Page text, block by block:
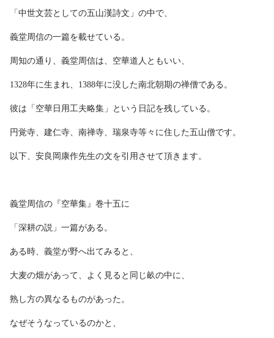
「中世文芸としての五山漢詩文」の中で、
義堂周信の一篇を載せている。
周知の通り、義堂周信は、空華道人ともいい、
1328年に生まれ、1388年に没した南北朝期の禅僧である。
彼は「空華日用工夫略集」という日記を残している。
円覚寺、建仁寺、南禅寺、瑞泉寺等々に住した五山僧です。
以下、安良岡康作先生の文を引用させて頂きます。
義堂周信の『空華集』巻十五に
「深耕の説」一篇がある。
ある時、義堂が野へ出てみると、
大麦の畑があって、よく見ると同じ畝の中に、
熟し方の異なるものがあった。
なぜそうなっているのかと、